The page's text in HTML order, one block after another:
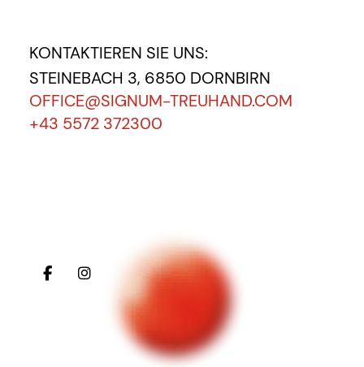
KONTAKTIEREN SIE UNS:
STEINEBACH 3, 6850 DORNBIRN
OFFICE@SIGNUM-TREUHAND.COM
+43 5572 372300